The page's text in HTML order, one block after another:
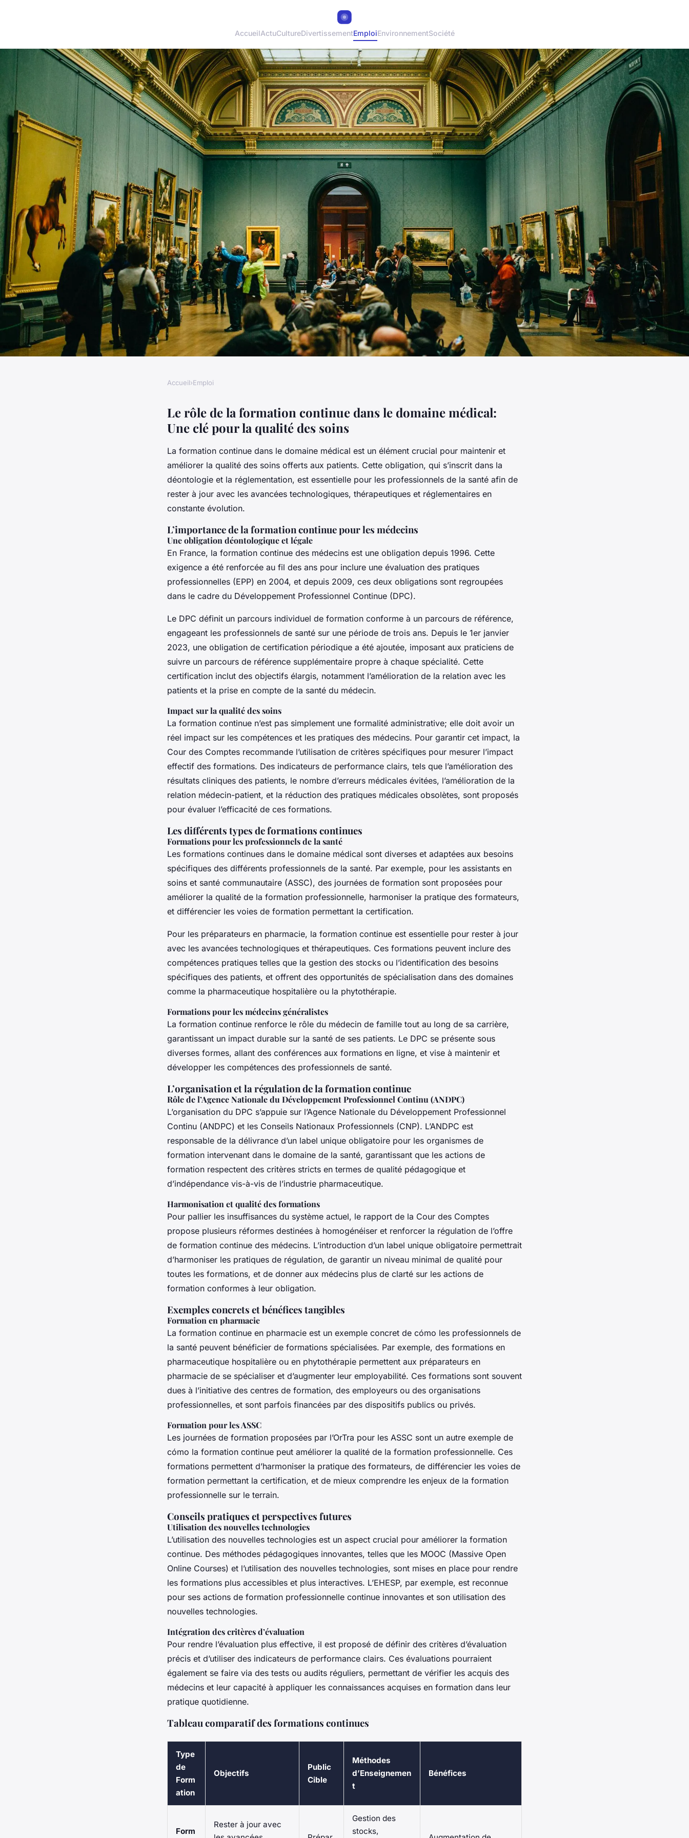
AccueilActuCultureDivertissementEmploiEnvironnementSociété
Le rôle de la formation continue dans
le domaine médical
Accueil›Emploi
Le rôle de la formation continue dans le domaine médical:
Une clé pour la qualité des soins
La formation continue dans le domaine médical est un élément crucial pour maintenir et
améliorer la qualité des soins offerts aux patients. Cette obligation, qui s’inscrit dans la
déontologie et la réglementation, est essentielle pour les professionnels de la santé afin de
rester à jour avec les avancées technologiques, thérapeutiques et réglementaires en
constante évolution.
L’importance de la formation continue pour les médecins
Une obligation déontologique et légale
En France, la formation continue des médecins est une obligation depuis 1996. Cette
exigence a été renforcée au fil des ans pour inclure une évaluation des pratiques
professionnelles (EPP) en 2004, et depuis 2009, ces deux obligations sont regroupées
dans le cadre du Développement Professionnel Continue (DPC).
Le DPC définit un parcours individuel de formation conforme à un parcours de référence,
engageant les professionnels de santé sur une période de trois ans. Depuis le 1er janvier
2023, une obligation de certification périodique a été ajoutée, imposant aux praticiens de
suivre un parcours de référence supplémentaire propre à chaque spécialité. Cette
certification inclut des objectifs élargis, notamment l’amélioration de la relation avec les
patients et la prise en compte de la santé du médecin.
Impact sur la qualité des soins
La formation continue n’est pas simplement une formalité administrative; elle doit avoir un
réel impact sur les compétences et les pratiques des médecins. Pour garantir cet impact, la
Cour des Comptes recommande l’utilisation de critères spécifiques pour mesurer l’impact
effectif des formations. Des indicateurs de performance clairs, tels que l’amélioration des
résultats cliniques des patients, le nombre d’erreurs médicales évitées, l’amélioration de la
relation médecin-patient, et la réduction des pratiques médicales obsolètes, sont proposés
pour évaluer l’efficacité de ces formations.
Les différents types de formations continues
Formations pour les professionnels de la santé
Les formations continues dans le domaine médical sont diverses et adaptées aux besoins
spécifiques des différents professionnels de la santé. Par exemple, pour les assistants en
soins et santé communautaire (ASSC), des journées de formation sont proposées pour
améliorer la qualité de la formation professionnelle, harmoniser la pratique des formateurs,
et différencier les voies de formation permettant la certification.
Pour les préparateurs en pharmacie, la formation continue est essentielle pour rester à jour
avec les avancées technologiques et thérapeutiques. Ces formations peuvent inclure des
compétences pratiques telles que la gestion des stocks ou l’identification des besoins
spécifiques des patients, et offrent des opportunités de spécialisation dans des domaines
comme la pharmaceutique hospitalière ou la phytothérapie.
Formations pour les médecins généralistes
La formation continue renforce le rôle du médecin de famille tout au long de sa carrière,
garantissant un impact durable sur la santé de ses patients. Le DPC se présente sous
diverses formes, allant des conférences aux formations en ligne, et vise à maintenir et
développer les compétences des professionnels de santé.
L’organisation et la régulation de la formation continue
Rôle de l’Agence Nationale du Développement Professionnel Continu (ANDPC)
L’organisation du DPC s’appuie sur l’Agence Nationale du Développement Professionnel
Continu (ANDPC) et les Conseils Nationaux Professionnels (CNP). L’ANDPC est
responsable de la délivrance d’un label unique obligatoire pour les organismes de
formation intervenant dans le domaine de la santé, garantissant que les actions de
formation respectent des critères stricts en termes de qualité pédagogique et
d’indépendance vis-à-vis de l’industrie pharmaceutique.
Harmonisation et qualité des formations
Pour pallier les insuffisances du système actuel, le rapport de la Cour des Comptes
propose plusieurs réformes destinées à homogénéiser et renforcer la régulation de l’offre
de formation continue des médecins. L’introduction d’un label unique obligatoire permettrait
d’harmoniser les pratiques de régulation, de garantir un niveau minimal de qualité pour
toutes les formations, et de donner aux médecins plus de clarté sur les actions de
formation conformes à leur obligation.
Exemples concrets et bénéfices tangibles
Formation en pharmacie
La formation continue en pharmacie est un exemple concret de cómo les professionnels de
la santé peuvent bénéficier de formations spécialisées. Par exemple, des formations en
pharmaceutique hospitalière ou en phytothérapie permettent aux préparateurs en
pharmacie de se spécialiser et d’augmenter leur employabilité. Ces formations sont souvent
dues à l’initiative des centres de formation, des employeurs ou des organisations
professionnelles, et sont parfois financées par des dispositifs publics ou privés.
Formation pour les ASSC
Les journées de formation proposées par l’OrTra pour les ASSC sont un autre exemple de
cómo la formation continue peut améliorer la qualité de la formation professionnelle. Ces
formations permettent d’harmoniser la pratique des formateurs, de différencier les voies de
formation permettant la certification, et de mieux comprendre les enjeux de la formation
professionnelle sur le terrain.
Conseils pratiques et perspectives futures
Utilisation des nouvelles technologies
L’utilisation des nouvelles technologies est un aspect crucial pour améliorer la formation
continue. Des méthodes pédagogiques innovantes, telles que les MOOC (Massive Open
Online Courses) et l’utilisation des nouvelles technologies, sont mises en place pour rendre
les formations plus accessibles et plus interactives. L’EHESP, par exemple, est reconnue
pour ses actions de formation professionnelle continue innovantes et son utilisation des
nouvelles technologies.
Intégration des critères d’évaluation
Pour rendre l’évaluation plus effective, il est proposé de définir des critères d’évaluation
précis et d’utiliser des indicateurs de performance clairs. Ces évaluations pourraient
également se faire via des tests ou audits réguliers, permettant de vérifier les acquis des
médecins et leur capacité à appliquer les connaissances acquises en formation dans leur
pratique quotidienne.
Tableau comparatif des formations continues
Type
de
Form
ation
Objectifs
Public
Cible
Méthodes
d’Enseignemen
t
Bénéfices
Form
Rester à jour avec
Gestion des
stocks,